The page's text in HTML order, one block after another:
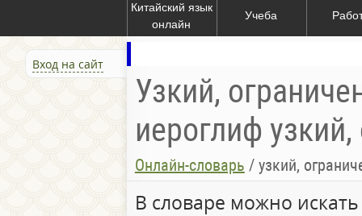
Китайский язык
онлайн
Учеба
Вход на сайт
Узкий,
иероглиф
Онлайн-словарь / узкий,
В словаре можно